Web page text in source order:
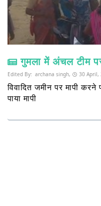
गुमला में अंचल टीम
Edited By: archana singh, 30 April,
विवादित जमीन पर मापी करने
पाया मापी